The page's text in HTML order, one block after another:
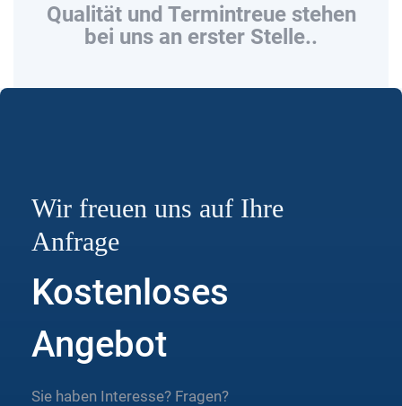
Qualität und Termintreue stehen
bei uns an erster Stelle..
Wir freuen uns auf Ihre
Anfrage
Kostenloses
Angebot
Sie haben Interesse? Fragen?